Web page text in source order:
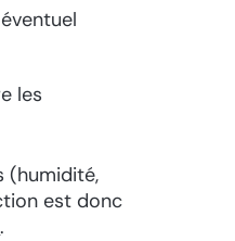
les
(humidité,
est donc
.